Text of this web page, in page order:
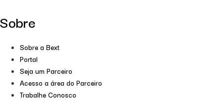
Sobre
Sobre a Bext
Portal
Seja um Parceiro
Acesso a área do Parceiro
Trabalhe Conosco